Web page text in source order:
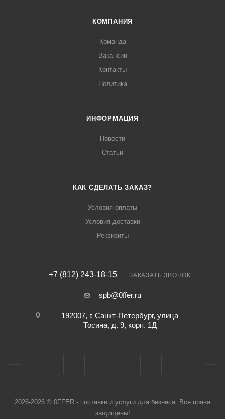
КОМПАНИЯ
Команда
Вакансии
Контакты
Политика
ИНФОРМАЦИЯ
Новости
Статьи
КАК СДЕЛАТЬ ЗАКАЗ?
Условия оплаты
Условия доставки
Реквизиты
+7 (812) 243-18-15 ЗАКАЗАТЬ ЗВОНОК
spb@0ffer.ru
192007, г. Санкт-Петербург, улица
Тосина, д. 9, корп. 1Д
2026-2026 © 0FFER - поставки и услуги для бизнеса. Все права
защищены!